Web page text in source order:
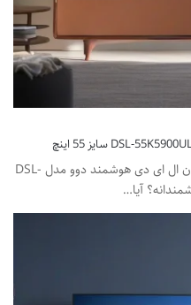
بررسی تلویزیون ال ای دی هوشمند دوو مدل DSL-